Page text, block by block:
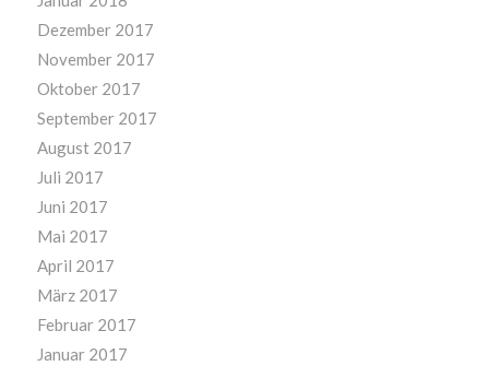
Dezember 2017
November 2017
Oktober 2017
September 2017
August 2017
Juli 2017
Juni 2017
Mai 2017
April 2017
März 2017
Februar 2017
Januar 2017